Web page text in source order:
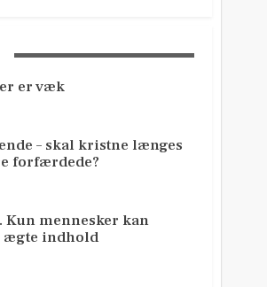
er væk
– skal kristne længes
forfærdede?
Kun mennesker kan
indhold